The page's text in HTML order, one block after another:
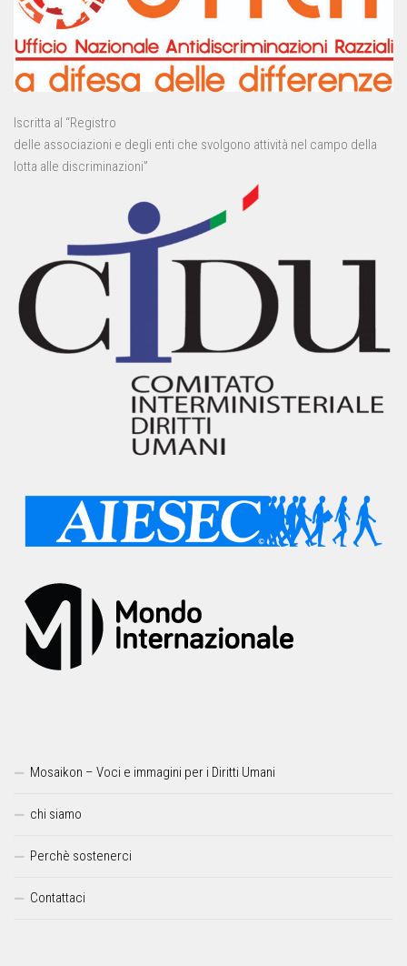
Iscritta al “Registro
delle associazioni e degli enti che svolgono attività nel campo della
lotta alle discriminazioni”
Mosaikon – Voci e immagini per i Diritti Umani
chi siamo
Perchè sostenerci
Contattaci